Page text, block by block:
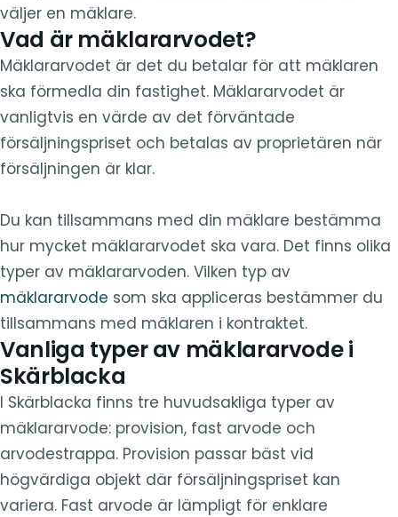
väljer en mäklare.
Vad är mäklararvodet?
Mäklararvodet är det du betalar för att mäklaren
ska förmedla din fastighet. Mäklararvodet är
vanligtvis en värde av det förväntade
försäljningspriset och betalas av proprietären när
försäljningen är klar.
Du kan tillsammans med din mäklare bestämma
hur mycket mäklararvodet ska vara. Det finns olika
typer av mäklararvoden. Vilken typ av
mäklararvode som ska appliceras bestämmer du
tillsammans med mäklaren i kontraktet.
Vanliga typer av mäklararvode i
Skärblacka
I Skärblacka finns tre huvudsakliga typer av
mäklararvode: provision, fast arvode och
arvodestrappa. Provision passar bäst vid
högvärdiga objekt där försäljningspriset kan
variera. Fast arvode är lämpligt för enklare